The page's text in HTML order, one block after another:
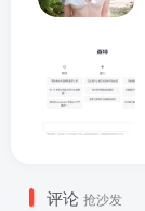
评论 抢沙发